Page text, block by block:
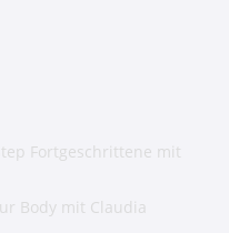
Fortgeschrittene mit
Body mit Claudia